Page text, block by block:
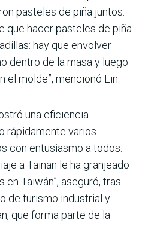
pasteles de piña juntos.
que hacer pasteles de piña
hay que envolver
dentro de la masa y luego
molde”, mencionó Lin.
una eficiencia
rápidamente varios
con entusiasmo a todos.
a Tainan le ha granjeado
Taiwán”, aseguró, tras
de turismo industrial y
que forma parte de la